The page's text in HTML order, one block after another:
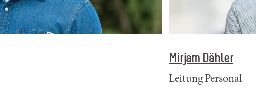
Mirjam Dähler
Leitung Personal